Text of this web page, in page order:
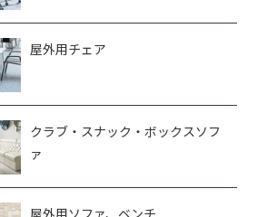
屋外用チェア
クラブ・スナック・ボックスソフ
ァ